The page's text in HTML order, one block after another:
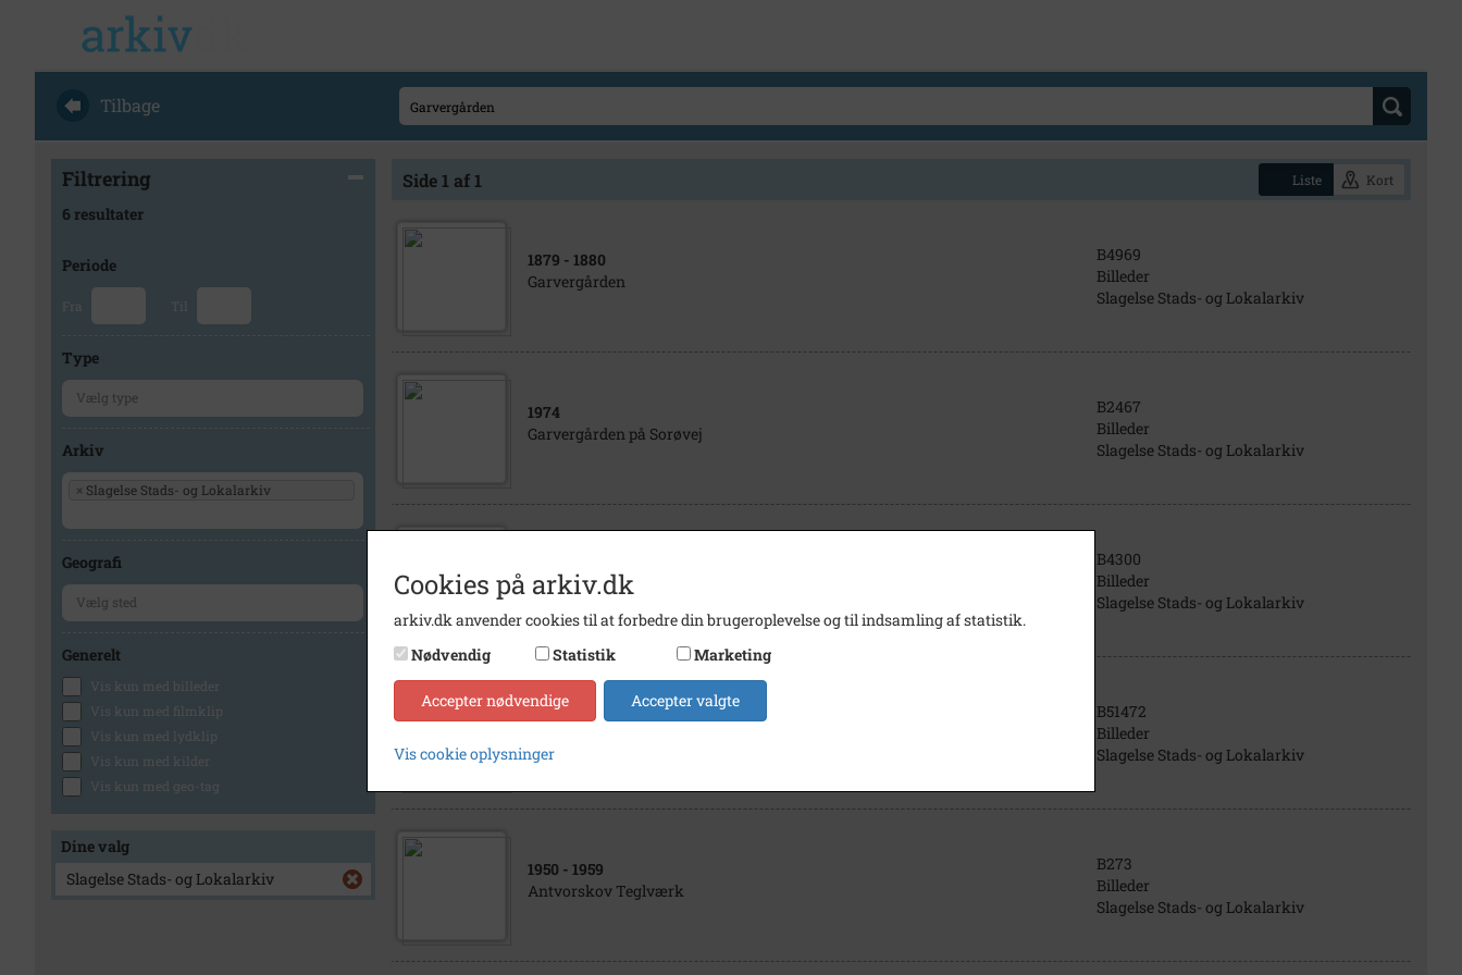
Tilbage
Filtrering
6 resultater
Periode
Fra Til
Type
Arkiv
× Slagelse Stads- og Lokalarkiv
Geografi
Generelt
Vis kun med billeder
Vis kun med filmklip
Vis kun med lydklip
Vis kun med kilder
Vis kun med geo-tag
Dine valg
Slagelse Stads- og Lokalarkiv
Side 1 af 1 Liste Kort
1879 - 1880
Garvergården
B4969
Billeder
Slagelse Stads- og Lokalarkiv
1974
Garvergården på Sorøvej
B2467
Billeder
Slagelse Stads- og Lokalarkiv
Smedegades mølle. Garvergården før 1857
B4300
Billeder
Slagelse Stads- og Lokalarkiv
1900- 1930
B51472
Billeder
Slagelse Stads- og Lokalarkiv
1950 - 1959
Antvorskov Teglværk
B273
Billeder
Slagelse Stads- og Lokalarkiv
Cookies på arkiv.dk
arkiv.dk anvender cookies til at forbedre din brugeroplevelse og til indsamling af statistik.
Nødvendig
Statistik Marketing
Accepter nødvendige Accepter valgte
Vis cookie oplysninger